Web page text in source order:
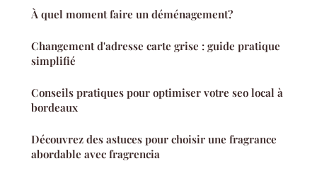
À quel moment faire un déménagement?
Changement d'adresse carte grise : guide pratique
simplifié
Conseils pratiques pour optimiser votre seo local à
bordeaux
Découvrez des astuces pour choisir une fragrance
abordable avec fragrencia